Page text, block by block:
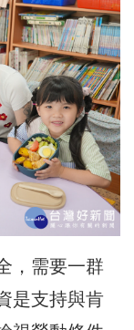
，需要一群
是支持與肯